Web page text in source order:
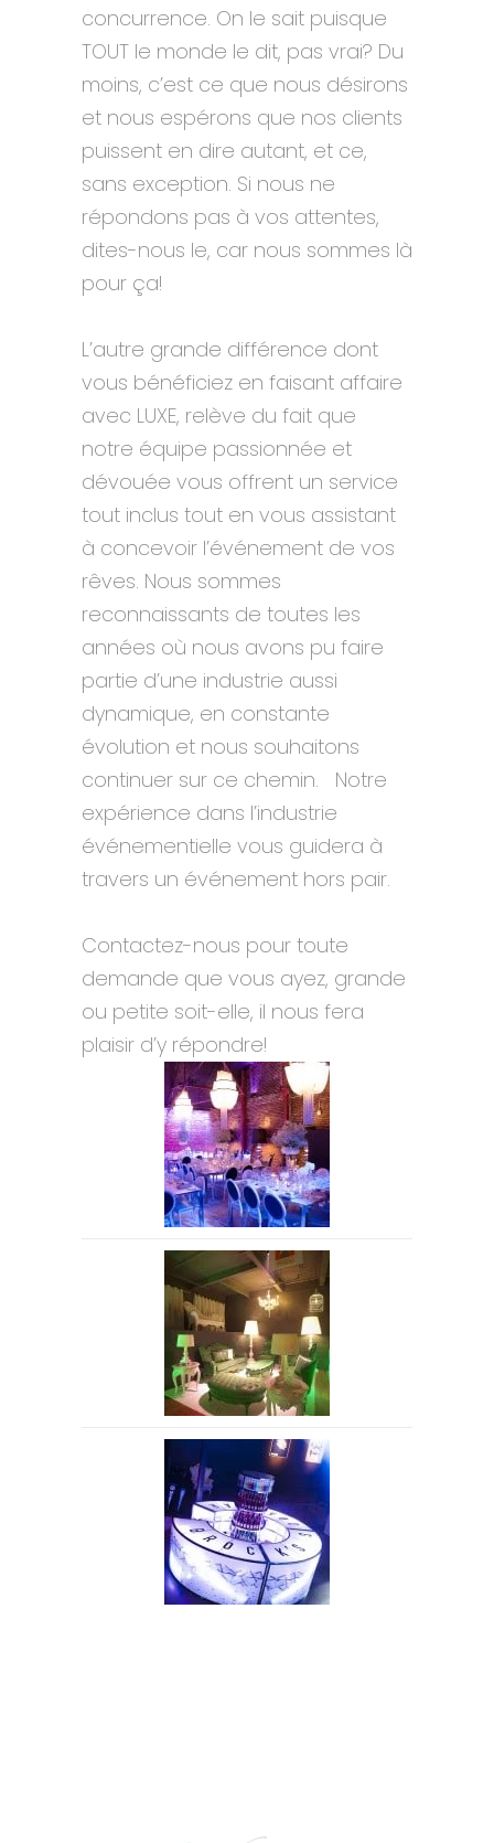
concurrence. On le sait puisque
TOUT le monde le dit, pas vrai? Du
moins, c’est ce que nous désirons
et nous espérons que nos clients
puissent en dire autant, et ce,
sans exception. Si nous ne
répondons pas à vos attentes,
dites-nous le, car nous sommes là
pour ça!
L’autre grande différence dont
vous bénéficiez en faisant affaire
avec LUXE, relève du fait que
notre équipe passionnée et
dévouée vous offrent un service
tout inclus tout en vous assistant
à concevoir l’événement de vos
rêves. Nous sommes
reconnaissants de toutes les
années où nous avons pu faire
partie d’une industrie aussi
dynamique, en constante
évolution et nous souhaitons
continuer sur ce chemin. Notre
expérience dans l’industrie
événementielle vous guidera à
travers un événement hors pair.
Contactez-nous pour toute
demande que vous ayez, grande
ou petite soit-elle, il nous fera
plaisir d’y répondre!